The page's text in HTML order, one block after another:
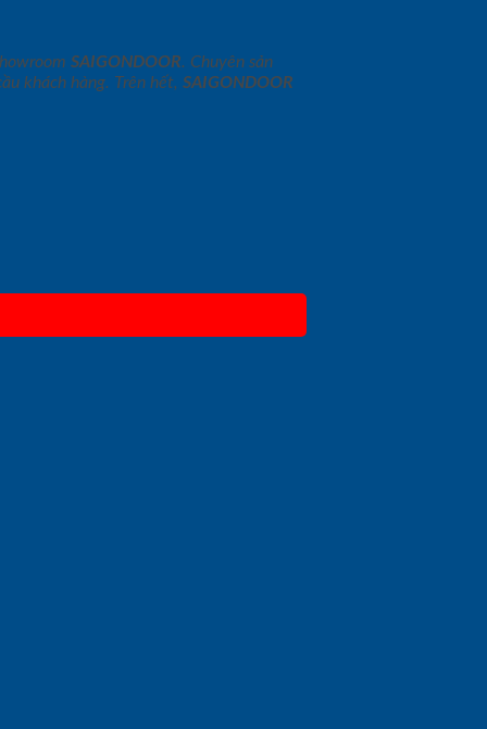
SAIGONDOOR. Chuyên sản
khách hàng. Trên hết, SAIGONDOOR